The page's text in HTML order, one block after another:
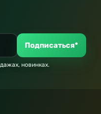
Подписаться*
новинках.